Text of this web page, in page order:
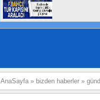
AnaSayfa » bizden haberler »